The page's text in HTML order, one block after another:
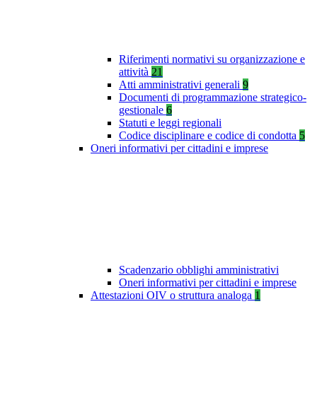
Riferimenti normativi su organizzazione e
attività 21
Atti amministrativi generali 9
Documenti di programmazione strategico-
gestionale 6
Statuti e leggi regionali
Codice disciplinare e codice di condotta 5
Oneri informativi per cittadini e imprese
Scadenzario obblighi amministrativi
Oneri informativi per cittadini e imprese
Attestazioni OIV o struttura analoga 1